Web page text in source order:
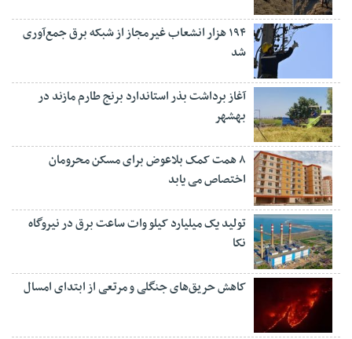
۱۹۴ هزار انشعاب غیرمجاز از شبکه برق جمع‌آوری
شد
آغاز برداشت بذر استاندارد برنج طارم مازند در
بهشهر
۸ همت کمک بلاعوض برای مسکن محرومان
اختصاص می یابد
تولید یک میلیارد کیلو وات ساعت برق در نیروگاه
نکا
کاهش حریق‌های جنگلی و مرتعی از ابتدای امسال